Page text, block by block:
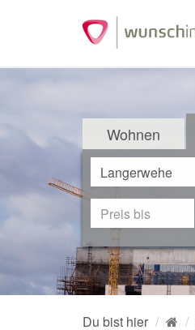
Wohnen
Du bist hier